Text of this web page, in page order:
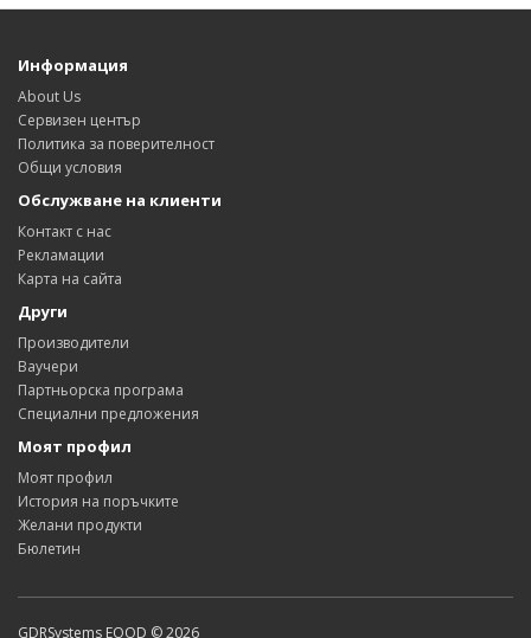
Информация
About Us
Сервизен център
Политика за поверителност
Общи условия
Обслужване на клиенти
Контакт с нас
Рекламации
Карта на сайта
Други
Производители
Ваучери
Партньорска програма
Специални предложения
Моят профил
Моят профил
История на поръчките
Желани продукти
Бюлетин
GDRSystems EOOD © 2026